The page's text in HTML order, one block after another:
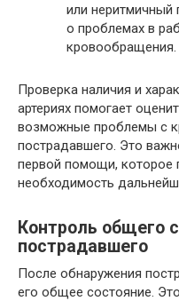
или неритмичный
о проблемах в
кровообращения.
Проверка наличия и
артериях помогает
возможные проблемы с
пострадавшего. Это
первой помощи, которое
необходимость
Контроль общего
пострадавшего
После обнаружения
его общее состояние.